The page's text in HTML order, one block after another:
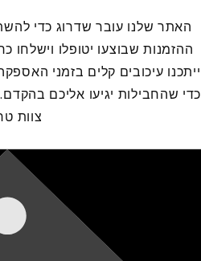
האתר שלנו עובר שדרוג כדי
ההזמנות שבוצעו יטופלו וישלחו
ייתכנו עיכובים קלים בזמני
כדי שהחבילות יגיעו אליכם
צוות